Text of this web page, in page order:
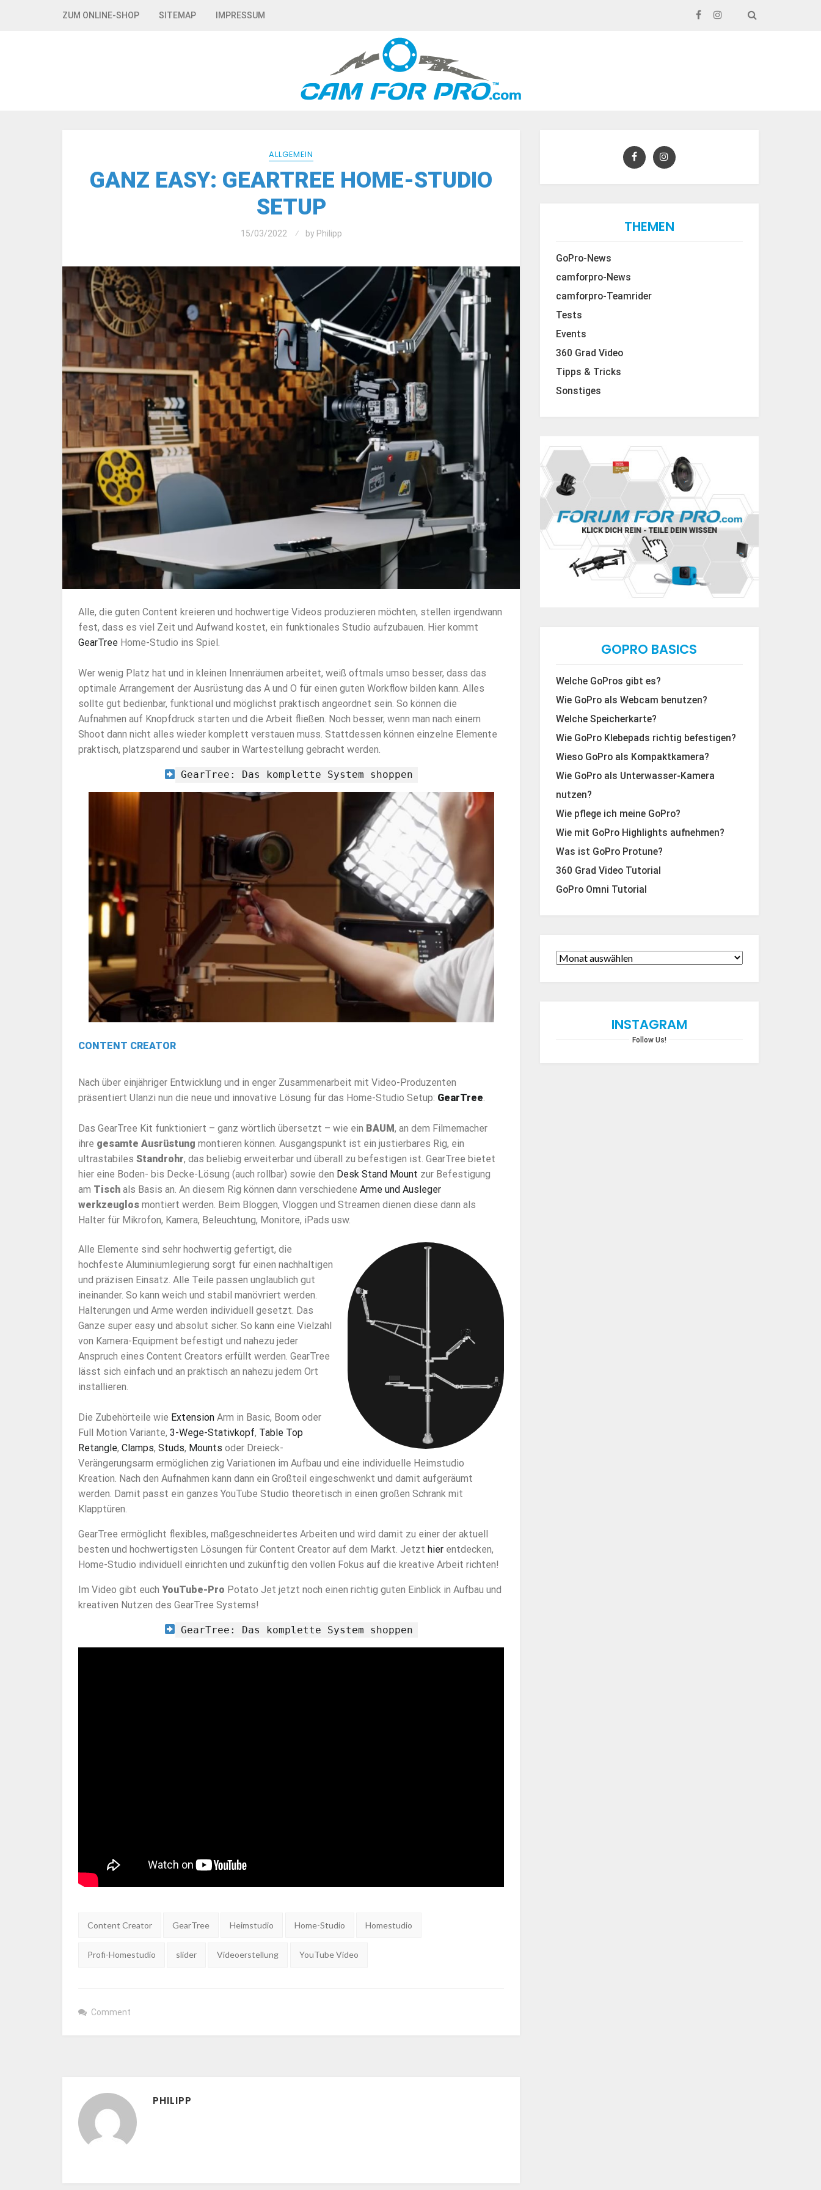
ZUM ONLINE-SHOP SITEMAP IMPRESSUM SEARCH
ALLGEMEIN
GANZ EASY: GEARTREE HOME-STUDIO
SETUP
15/03/2022 by Philipp
Alle, die guten Content kreieren und hochwertige Videos produzieren möchten, stellen irgendwann
fest, dass es viel Zeit und Aufwand kostet, ein funktionales Studio aufzubauen. Hier kommt
GearTreeHome-Studio ins Spiel.
Wer wenig Platz hat und in kleinen Innenräumen arbeitet, weiß oftmals umso besser, dass das
optimale Arrangement der Ausrüstung das A und O für einen guten Workflow bilden kann. Alles
sollte gut bedienbar, funktional und möglichst praktisch angeordnet sein. So können die
Aufnahmen auf Knopfdruck starten und die Arbeit fließen. Noch besser, wenn man nach einem
Shoot dann nicht alles wieder komplett verstauen muss. Stattdessen können einzelne Elemente
praktisch, platzsparend und sauber in Wartestellung gebracht werden.
GearTree: Das komplette System shoppen
CONTENT CREATOR
Nach über einjähriger Entwicklung und in enger Zusammenarbeit mit Video-Produzenten
präsentiert Ulanzi nun die neue und innovative Lösung für das Home-Studio Setup: GearTree.
Das GearTree Kit funktioniert – ganz wörtlich übersetzt – wie ein BAUM, an dem Filmemacher
ihre gesamte Ausrüstung montieren können. Ausgangspunkt ist ein justierbares Rig, ein
ultrastabiles Standrohr, das beliebig erweiterbar und überall zu befestigen ist. GearTree bietet
hier eine Boden- bis Decke-Lösung (auch rollbar) sowie den Desk Stand Mount zur Befestigung
am Tischals Basis an. An diesem Rig können dann verschiedene Arme und Ausleger
werkzeuglos montiert werden. Beim Bloggen, Vloggen und Streamen dienen diese dann als
Halter für Mikrofon, Kamera, Beleuchtung, Monitore, iPads usw.
Alle Elemente sind sehr hochwertig gefertigt, die
hochfeste Aluminiumlegierung sorgt für einen nachhaltigen
und präzisen Einsatz. Alle Teile passen unglaublich gut
ineinander. So kann weich und stabil manövriert werden.
Halterungen und Arme werden individuell gesetzt. Das
Ganze super easy und absolut sicher. So kann eine Vielzahl
von Kamera-Equipment befestigt und nahezu jeder
Anspruch eines Content Creators erfüllt werden. GearTree
lässt sich einfach und an praktisch an nahezu jedem Ort
installieren.
Die Zubehörteile wie ExtensionArm in Basic, Boom oder
Full Motion Variante, 3-Wege-Stativkopf, Table Top
Retangle, Clamps, Studs, Mounts oder Dreieck-
Verängerungsarm ermöglichen zig Variationen im Aufbau und eine individuelle Heimstudio
Kreation. Nach den Aufnahmen kann dann ein Großteil eingeschwenkt und damit aufgeräumt
werden. Damit passt ein ganzes YouTube Studio theoretisch in einen großen Schrank mit
Klapptüren.
GearTree ermöglicht flexibles, maßgeschneidertes Arbeiten und wird damit zu einer der aktuell
besten und hochwertigsten Lösungen für Content Creator auf dem Markt. Jetzt hierentdecken,
Home-Studio individuell einrichten und zukünftig den vollen Fokus auf die kreative Arbeit richten!
Im Video gibt euch YouTube-Pro Potato Jet jetzt noch einen richtig guten Einblick in Aufbau und
kreativen Nutzen des GearTree Systems!
GearTree: Das komplette System shoppen
Tags:
Content Creator GearTree Heimstudio Home-Studio Homestudio
Profi-Homestudio slider Videoerstellung YouTube Video
Comment
PHILIPP
THEMEN
GoPro-News
camforpro-News
camforpro-Teamrider
Tests
Events
360 Grad Video
Tipps & Tricks
Sonstiges
GOPRO BASICS
Welche GoPros gibt es?
Wie GoPro als Webcam benutzen?
Welche Speicherkarte?
Wie GoPro Klebepads richtig befestigen?
Wieso GoPro als Kompaktkamera?
Wie GoPro als Unterwasser-Kamera
nutzen?
Wie pflege ich meine GoPro?
Wie mit GoPro Highlights aufnehmen?
Was ist GoPro Protune?
360 Grad Video Tutorial
GoPro Omni Tutorial
INSTAGRAM
Follow Us!